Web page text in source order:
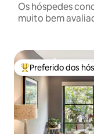
Os hóspedes
muito bem
Entre os melhores
Preferido dos